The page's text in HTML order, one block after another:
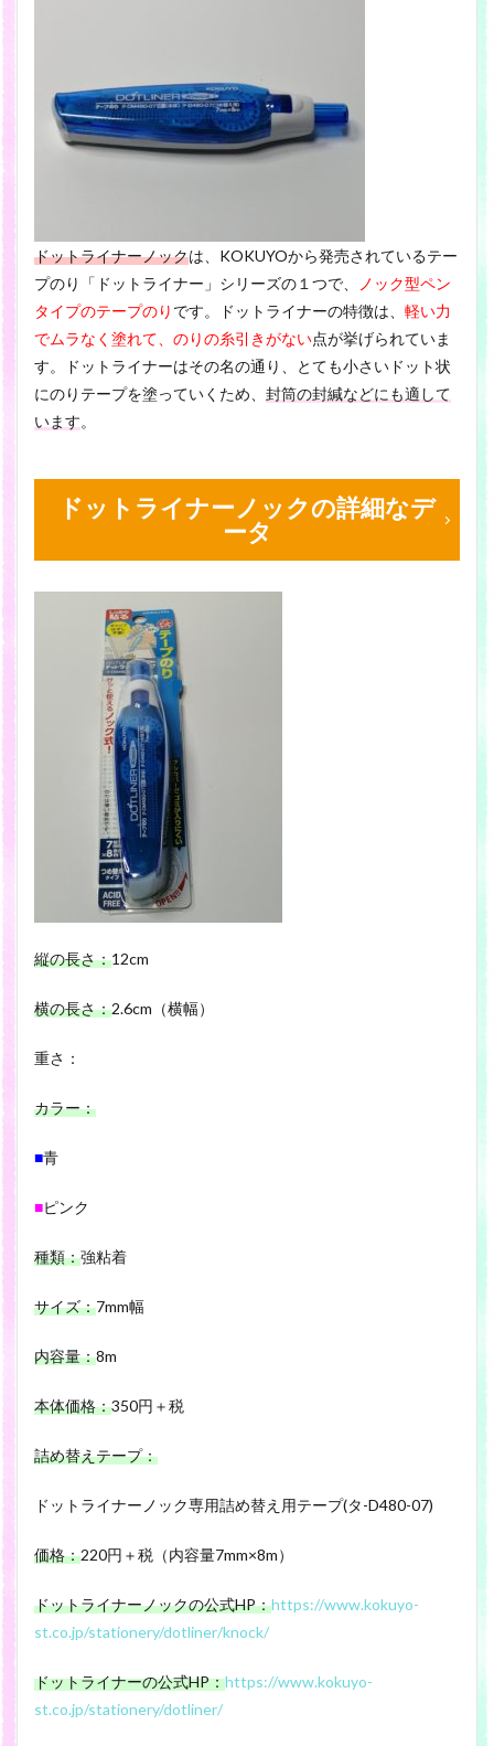
ドットライナーノックは、KOKUYOから発売されているテー
プのり「ドットライナー」シリーズの１つで、
ノック型ペン
タイプのテープのり です。ドットライナーの特徴は、 軽い力
でムラなく塗れて、のりの糸引きがない点が挙げられていま
す。ドットライナーはその名の通り、とても小さいドット状
にのりテープを塗っていくため、 封筒の封緘などにも適して
います。
ドットライナーノックの詳細なデ
ータ
縦の長さ：12cm
横の長さ：2.6cm（横幅）
重さ：
カラー：
■青
■ピンク
種類：強粘着
サイズ：7mm幅
内容量：8m
本体価格：350円＋税
詰め替えテープ：
ドットライナーノック専用詰め替え用テープ(タ-D480-07)
価格：220円＋税（内容量7mm×8m）
ドットライナーノックの公式HP：https://www.kokuyo-
st.co.jp/stationery/dotliner/knock/
ドットライナーの公式HP：https://www.kokuyo-
st.co.jp/stationery/dotliner/